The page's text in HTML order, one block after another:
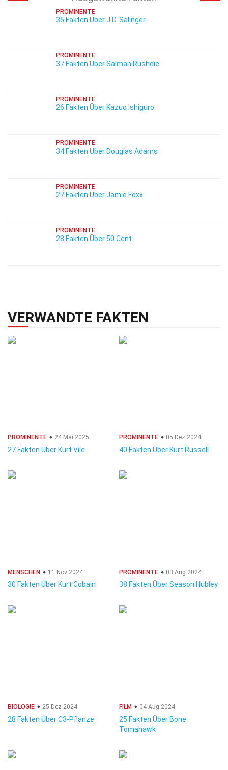
PROMINENTE
35 Fakten Über J.D. Salinger
PROMINENTE
37 Fakten Über Salman Rushdie
PROMINENTE
26 Fakten Über Kazuo Ishiguro
PROMINENTE
34 Fakten Über Douglas Adams
PROMINENTE
27 Fakten Über Jamie Foxx
PROMINENTE
28 Fakten Über 50 Cent
VERWANDTE FAKTEN
PROMINENTE 24 Mai 2025
27 Fakten Über Kurt Vile
PROMINENTE 05 Dez 2024
40 Fakten Über Kurt Russell
MENSCHEN 11 Nov 2024
30 Fakten Über Kurt Cobain
PROMINENTE 03 Aug 2024
38 Fakten Über Season Hubley
BIOLOGIE 25 Dez 2024
28 Fakten Über C3-Pflanze
FILM 04 Aug 2024
25 Fakten Über Bone
Tomahawk